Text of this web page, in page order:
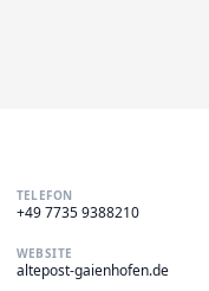
TELEFON
+49 7735 9388210
WEBSITE
altepost-gaienhofen.de